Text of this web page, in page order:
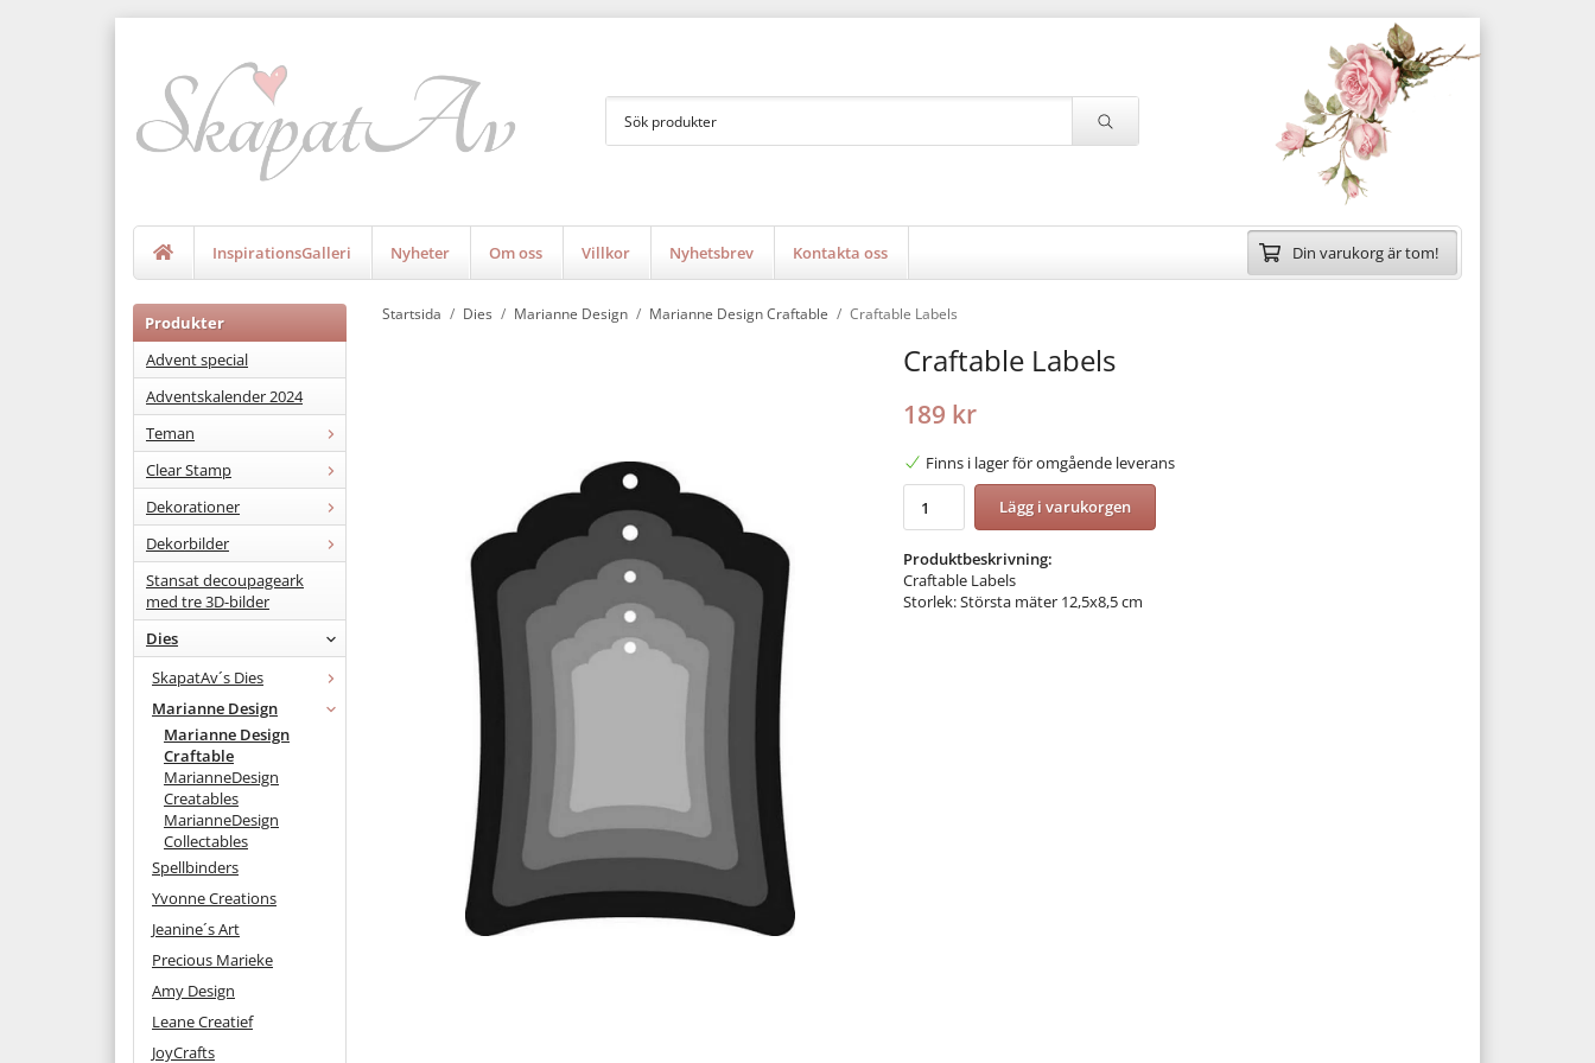
InspirationsGalleri Nyheter Om oss Villkor Nyhetsbrev Kontakta oss Din varukorg är tom!
Produkter
Advent special
Adventskalender 2024
Teman
Clear Stamp
Dekorationer
Dekorbilder
Stansat decoupageark
med tre 3D-bilder
Dies
SkapatAv´s Dies
Marianne Design
Marianne Design
Craftable
MarianneDesign
Creatables
MarianneDesign
Collectables
Spellbinders
Yvonne Creations
Jeanine´s Art
Precious Marieke
Amy Design
Leane Creatief
JoyCrafts
Startsida / Dies / Marianne Design / Marianne Design Craftable / Craftable Labels
Craftable Labels
189 kr
Finns i lager för omgående leverans
Lägg i varukorgen
Produktbeskrivning:
Craftable Labels
Storlek: Största mäter 12,5x8,5 cm